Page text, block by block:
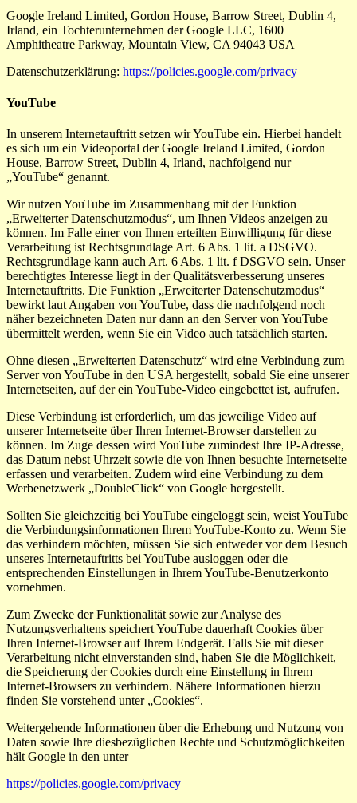
Google Ireland Limited, Gordon House, Barrow Street, Dublin 4,
Irland, ein Tochterunternehmen der Google LLC, 1600
Amphitheatre Parkway, Mountain View, CA 94043 USA
Datenschutzerklärung: https://policies.google.com/privacy
YouTube
In unserem Internetauftritt setzen wir YouTube ein. Hierbei handelt
es sich um ein Videoportal der Google Ireland Limited, Gordon
House, Barrow Street, Dublin 4, Irland, nachfolgend nur
„YouTube“ genannt.
Wir nutzen YouTube im Zusammenhang mit der Funktion
„Erweiterter Datenschutzmodus“, um Ihnen Videos anzeigen zu
können. Im Falle einer von Ihnen erteilten Einwilligung für diese
Verarbeitung ist Rechtsgrundlage Art. 6 Abs. 1 lit. a DSGVO.
Rechtsgrundlage kann auch Art. 6 Abs. 1 lit. f DSGVO sein. Unser
berechtigtes Interesse liegt in der Qualitätsverbesserung unseres
Internetauftritts. Die Funktion „Erweiterter Datenschutzmodus“
bewirkt laut Angaben von YouTube, dass die nachfolgend noch
näher bezeichneten Daten nur dann an den Server von YouTube
übermittelt werden, wenn Sie ein Video auch tatsächlich starten.
Ohne diesen „Erweiterten Datenschutz“ wird eine Verbindung zum
Server von YouTube in den USA hergestellt, sobald Sie eine unserer
Internetseiten, auf der ein YouTube-Video eingebettet ist, aufrufen.
Diese Verbindung ist erforderlich, um das jeweilige Video auf
unserer Internetseite über Ihren Internet-Browser darstellen zu
können. Im Zuge dessen wird YouTube zumindest Ihre IP-Adresse,
das Datum nebst Uhrzeit sowie die von Ihnen besuchte Internetseite
erfassen und verarbeiten. Zudem wird eine Verbindung zu dem
Werbenetzwerk „DoubleClick“ von Google hergestellt.
Sollten Sie gleichzeitig bei YouTube eingeloggt sein, weist YouTube
die Verbindungsinformationen Ihrem YouTube-Konto zu. Wenn Sie
das verhindern möchten, müssen Sie sich entweder vor dem Besuch
unseres Internetauftritts bei YouTube ausloggen oder die
entsprechenden Einstellungen in Ihrem YouTube-Benutzerkonto
vornehmen.
Zum Zwecke der Funktionalität sowie zur Analyse des
Nutzungsverhaltens speichert YouTube dauerhaft Cookies über
Ihren Internet-Browser auf Ihrem Endgerät. Falls Sie mit dieser
Verarbeitung nicht einverstanden sind, haben Sie die Möglichkeit,
die Speicherung der Cookies durch eine Einstellung in Ihrem
Internet-Browsers zu verhindern. Nähere Informationen hierzu
finden Sie vorstehend unter „Cookies“.
Weitergehende Informationen über die Erhebung und Nutzung von
Daten sowie Ihre diesbezüglichen Rechte und Schutzmöglichkeiten
hält Google in den unter
https://policies.google.com/privacy